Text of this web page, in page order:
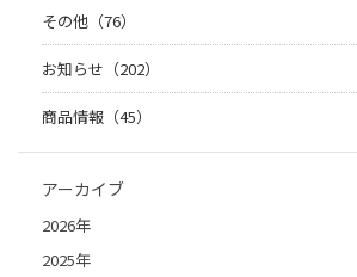
その他（76）
お知らせ（202）
商品情報（45）
アーカイブ
2026年
2025年